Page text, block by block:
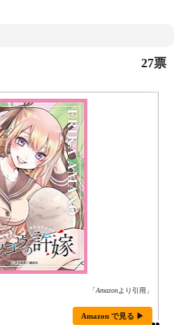
27票
「Amazonより引用」
Amazon で見る ▶